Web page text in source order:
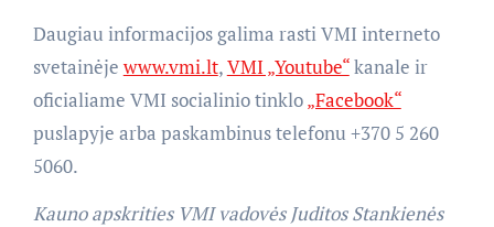
Daugiau informacijos galima rasti VMI interneto
svetainėje www.vmi.lt,VMI „Youtube“kanale ir
oficialiame VMI socialinio tinklo„Facebook“
puslapyje arba paskambinus telefonu +370 5 260
5060.
Kauno apskrities VMI vadovės Juditos Stankienės